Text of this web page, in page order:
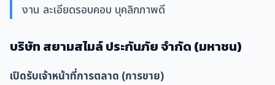
งาน ละเอียดรอบคอบ บุคลิกภาพดี
บริษัท สยามสไมล์ ประกันภัย จำกัด (มหาชน)
เปิดรับเจ้าหน้าที่การตลาด (การขาย)